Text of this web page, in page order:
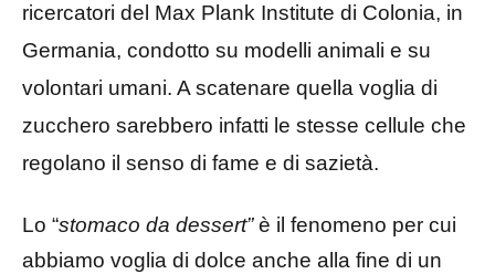
ricercatori del Max Plank Institute di Colonia, in
Germania, condotto su modelli animali e su
volontari umani. A scatenare quella voglia di
zucchero sarebbero infatti le stesse cellule che
regolano il senso di fame e di sazietà.
Lo “stomaco da dessert”è il fenomeno per cui
abbiamo voglia di dolce anche alla fine di un